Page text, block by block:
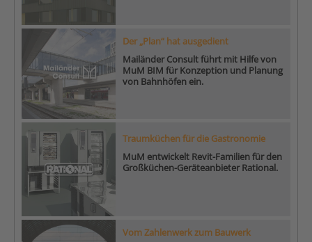
Der „Plan“ hat ausgedient
Mailänder Consult führt mit Hilfe von
MuM BIM für Konzeption und Planung
von Bahnhöfen ein.
Traumküchen für die Gastronomie
MuM entwickelt Revit-Familien für den
Großküchen-Geräteanbieter Rational.
Vom Zahlenwerk zum Bauwerk